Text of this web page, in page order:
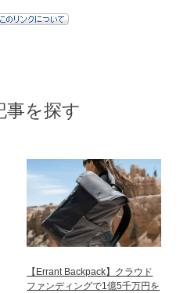
事を探す
【Errant Backpack】クラウド
ファンディングで1億5千万円を